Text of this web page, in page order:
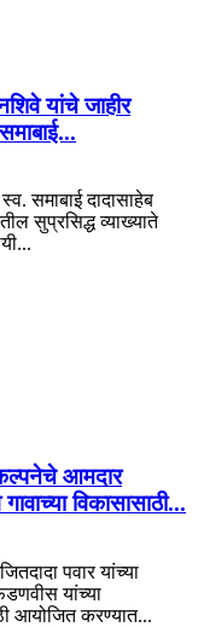
यांचे जाहीर
समाबाई दादासाहेब
सुप्रसिद्ध व्याख्याते
आमदार
विकासासाठी...
पवार यांच्या
यांच्या
आयोजित करण्यात...